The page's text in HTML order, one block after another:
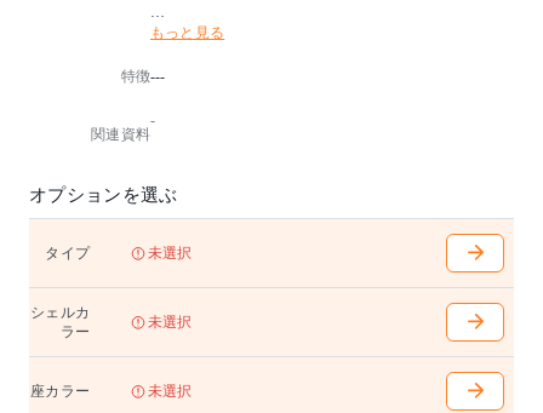
ワークスタイルが変化する中自由なミーティングスタ
軽やかでアクティブなシーンになります。
デザインと快適な座り心地を実現しています。
します。
幅広で滑りにくい素材のアームレストはゆったりと肘
を置くことができ、スマートフォンなどの操作がしや
アームレストのくぼみによる横ブレしないスタッキン
グで簡単・きれいに収納可能です。
もっと見る
特徴---
関連資料
-
オプションを選ぶ
タイプ 未選択
シェルカ
ラー
未選択
座カラー 未選択